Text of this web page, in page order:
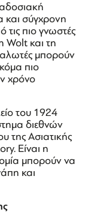
και σύγχρονη
τις πιο γνωστές
Wolt και τη
μπορούν
πιο
χρόνο
του 1924
διεθνών
της Ασιατικής
Είναι η
μπορούν να
και